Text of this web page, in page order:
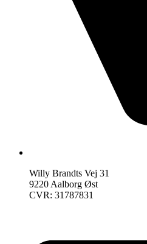
Willy Brandts Vej 31
9220 Aalborg Øst
CVR: 31787831